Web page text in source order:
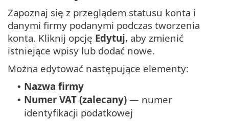
Zapoznaj się z przeglądem statusu konta i
danymi firmy podanymi podczas tworzenia
konta. Kliknij opcję Edytuj, aby zmienić
istniejące wpisy lub dodać nowe.
Można edytować następujące elementy:
• Nazwa firmy
• Numer VAT (zalecany) — numer
identyfikacji podatkowej